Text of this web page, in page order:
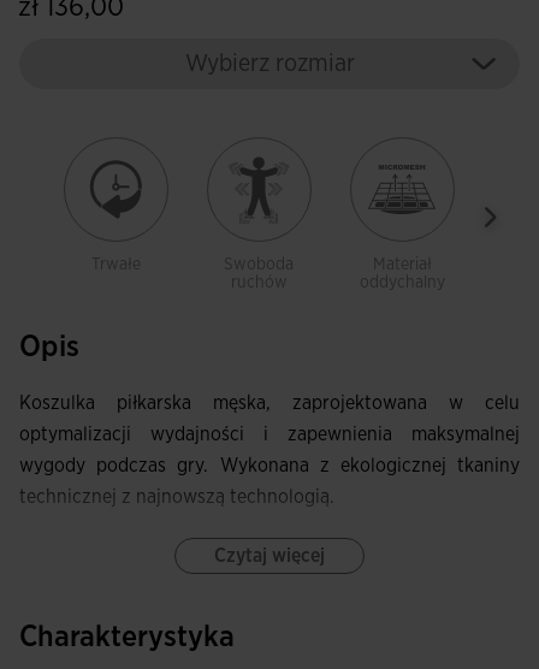
zł 136,00
Wybierz rozmiar
Trwałe
Swoboda
ruchów
Materiał
oddychalny
Opis
Koszulka piłkarska męska, zaprojektowana w celu
optymalizacji wydajności i zapewnienia maksymalnej
wygody podczas gry. Wykonana z ekologicznej tkaniny
technicznej z najnowszą technologią.
Zarówno kołnierz, jak i mankiety posiadają regulację w
które zapewniają większą swobodę ruchu.
Czytaj więcej
Charakterystyka